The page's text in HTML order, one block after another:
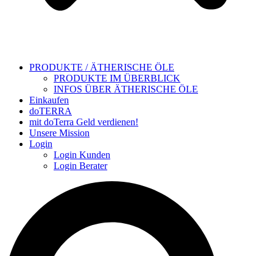
PRODUKTE / ÄTHERISCHE ÖLE
PRODUKTE IM ÜBERBLICK
INFOS ÜBER ÄTHERISCHE ÖLE
Einkaufen
doTERRA
mit doTerra Geld verdienen!
Unsere Mission
Login
Login Kunden
Login Berater